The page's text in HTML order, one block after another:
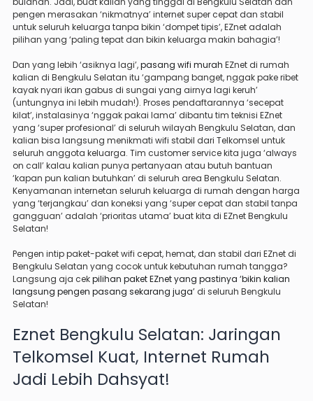
pengen merasakan ‘nikmatnya’ internet super cepat dan stabil
untuk seluruh keluarga tanpa bikin ‘dompet tipis’, EZnet adalah
pilihan yang ‘paling tepat dan bikin keluarga makin bahagia’!
Dan yang lebih ‘asiknya lagi’,pasang wifi murah EZnet di rumah
kalian di Bengkulu Selatan itu ‘gampang banget, nggak pake ribet
kayak nyari ikan gabus di sungai yang airnya lagi keruh’
(untungnya ini lebih mudah!). Proses pendaftarannya ‘secepat
kilat’, instalasinya ‘nggak pakai lama’ dibantu tim teknisi EZnet
yang ‘super profesional’ di seluruh wilayah Bengkulu Selatan, dan
kalian bisa langsung menikmati wifi stabil dari Telkomsel untuk
seluruh anggota keluarga. Tim customer service kita juga ‘always
on call’ kalau kalian punya pertanyaan atau butuh bantuan
‘kapan pun kalian butuhkan’ di seluruh area Bengkulu Selatan.
Kenyamanan internetan seluruh keluarga di rumah dengan harga
yang ‘terjangkau’ dan koneksi yang ‘super cepat dan stabil tanpa
gangguan’ adalah ‘prioritas utama’ buat kita di EZnet Bengkulu
Selatan!
Pengen intip paket-paket wifi cepat, hemat, dan stabil dari EZnet di
Bengkulu Selatan yang cocok untuk kebutuhan rumah tangga?
Langsung aja cekpilihan paket EZnet yang pastinya ‘bikin kalian
langsung pengen pasang sekarang juga’di seluruh Bengkulu
Selatan!
Eznet Bengkulu Selatan: Jaringan
Telkomsel Kuat, Internet Rumah
Jadi Lebih Dahsyat!